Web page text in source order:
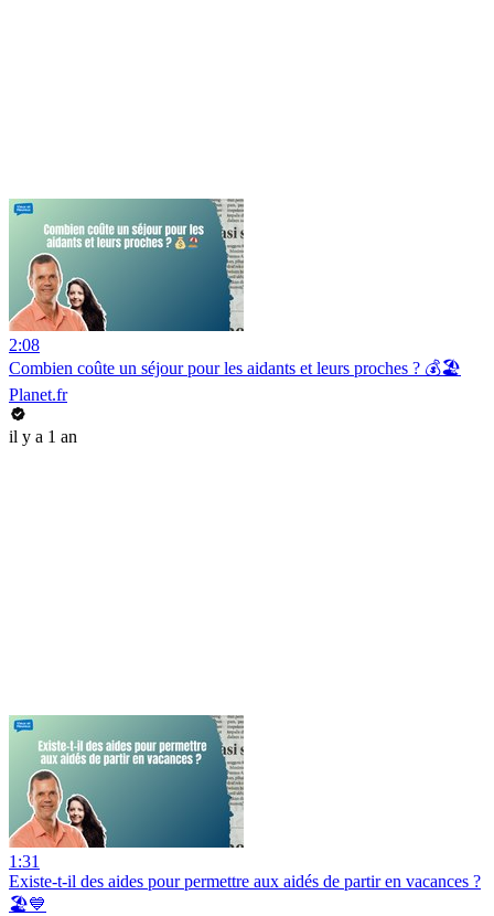
2:08
Combien coûte un séjour pour les aidants et leurs proches ? 💰🏖️
Planet.fr
il y a 1 an
1:31
Existe-t-il des aides pour permettre aux aidés de partir en vacances ?
🏖️💙